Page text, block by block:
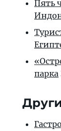
Пять
парка